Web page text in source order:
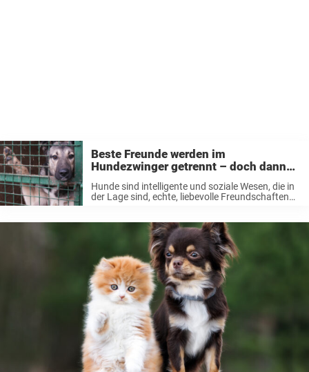
Beste Freunde werden im
Hundezwinger getrennt – doch dann
schmieden sie einen Plan
Hunde sind intelligente und soziale Wesen, die in
der Lage sind, echte, liebevolle Freundschaften
Tierheimhunden extrem wichtig sein. Ein Beispiel
lieferte dafür kürzlich die Beziehung ...